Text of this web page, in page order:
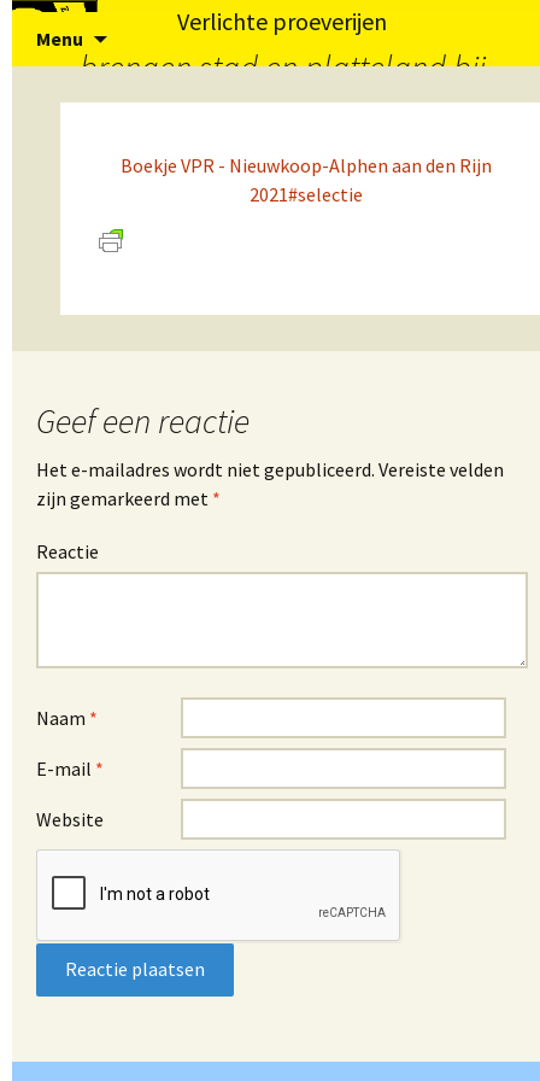
Verlichte proeverijen
brengen stad en platteland bij
elkaar
Menu
Boekje VPR - Nieuwkoop-Alphen aan den Rijn
2021#selectie
Geef een reactie
Het e-mailadres wordt niet gepubliceerd. Vereiste velden
zijn gemarkeerd met *
Reactie
Naam *
E-mail *
Website